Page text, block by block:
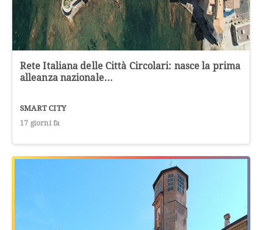
Rete Italiana delle Città Circolari: nasce la prima
alleanza nazionale...
SMART CITY
17 giorni fa